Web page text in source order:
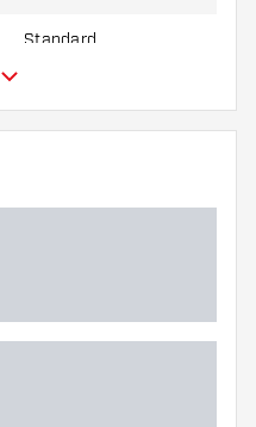
Standard